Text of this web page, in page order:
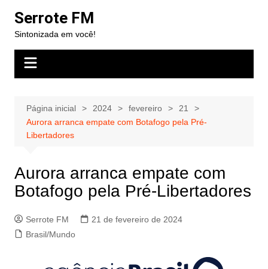
para
conteúdo
Serrote FM
Sintonizada em você!
Página inicial 2024 fevereiro
21
Aurora arranca empate com Botafogo pela Pré-
Libertadores
Aurora arranca empate com
Botafogo pela Pré-Libertadores
Serrote FM
21 de fevereiro de 2024
Brasil/Mundo